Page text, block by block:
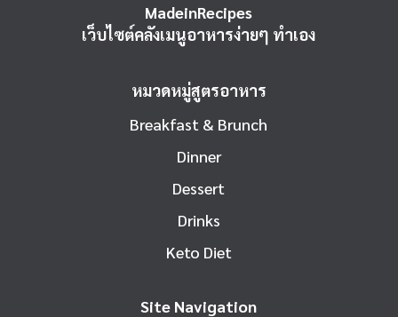
MadeinRecipes
เว็บไซต์คลังเมนูอาหารง่ายๆ ทำเอง
หมวดหมู่สูตรอาหาร
Breakfast & Brunch
Dinner
Dessert
Drinks
Keto Diet
Site Navigation